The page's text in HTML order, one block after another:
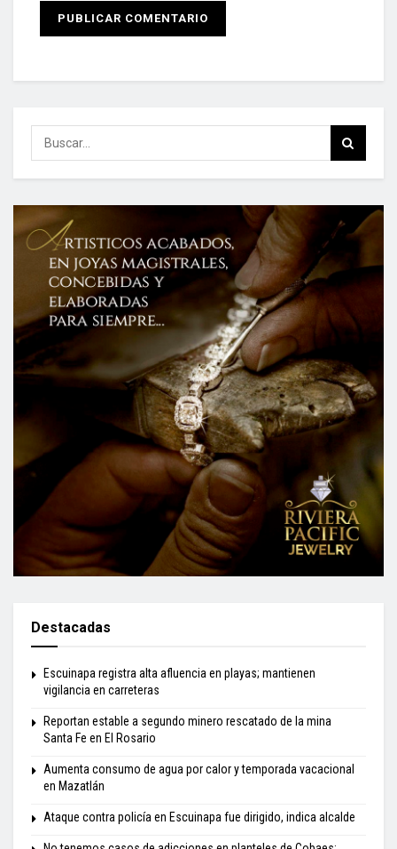
Destacadas
Escuinapa registra alta afluencia en playas; mantienen
vigilancia en carreteras
Reportan estable a segundo minero rescatado de la mina
Santa Fe en El Rosario
Aumenta consumo de agua por calor y temporada vacacional
en Mazatlán
Ataque contra policía en Escuinapa fue dirigido, indica alcalde